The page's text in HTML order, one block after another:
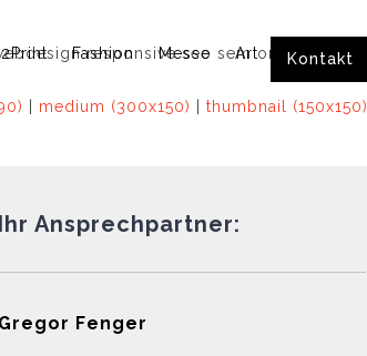
Fashion Messe Art Kontakt
medium (300x150) |thumbnail (150x150)
Ihr Ansprechpartner:
Gregor Fenger